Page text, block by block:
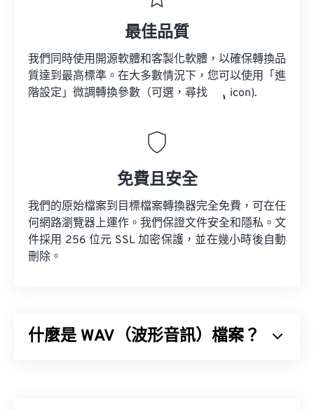
最佳品質
我們同時使用開源軟體和客製化軟體，以確保轉換品
質達到最高標準。在大多數情況下，您可以使用「進
階設定」微調轉換參數（可選，尋找
icon).
免費且安全
我們的原始檔案到目標檔案轉換器完全免費，可在任
何網路瀏覽器上運作。我們保證文件安全和隱私。文
件採用 256 位元 SSL 加密保護，並在幾小時後自動
刪除。
什麼是 WAV（波形音訊）檔案？